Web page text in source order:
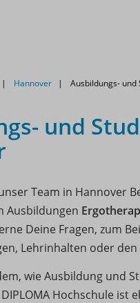
Hannover Ausbildungs- und
und
Team in Hannover
Ausbildungen
Deine Fragen, zum
Lehrinhalten oder den
wie Ausbildung und
Hochschule ist